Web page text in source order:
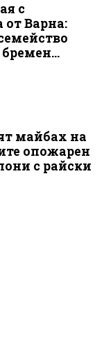
с
от Варна:
бремен...
майбах на
опожарен
с райски